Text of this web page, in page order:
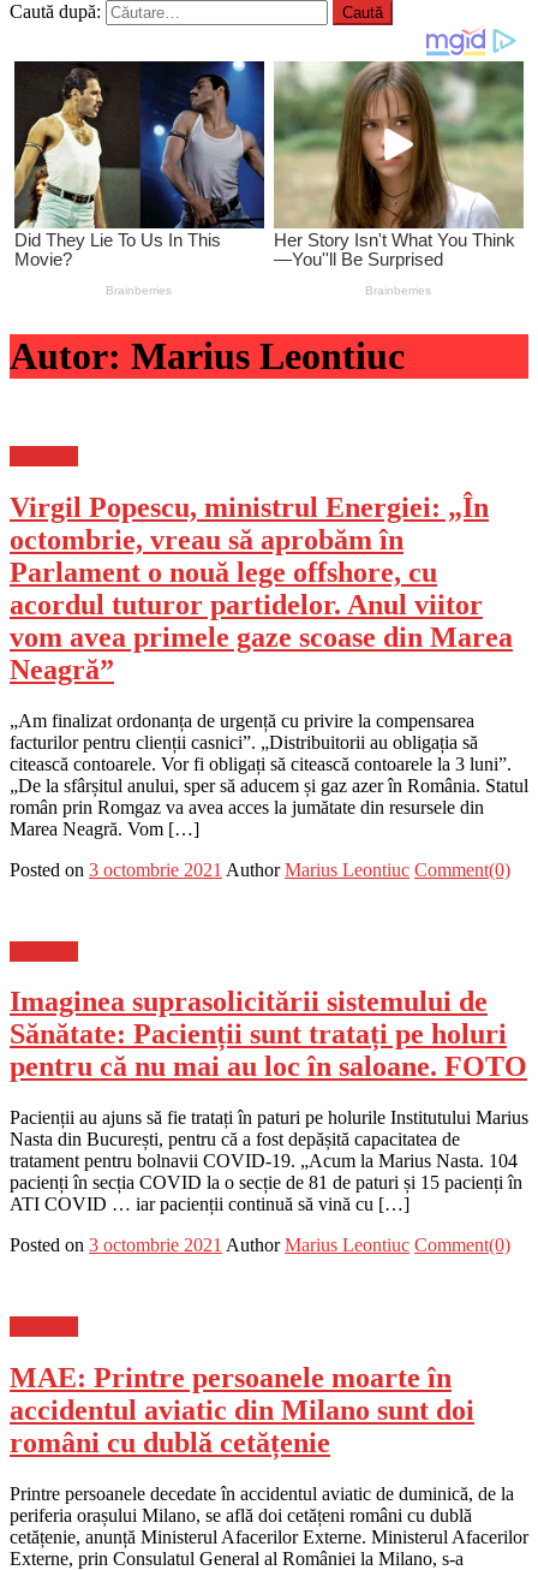
Caută după:
Autor: Marius Leontiuc
Virgil Popescu, ministrul Energiei: „În
octombrie, vreau să aprobăm în
Parlament o nouă lege offshore, cu
acordul tuturor partidelor. Anul viitor
vom avea primele gaze scoase din Marea
Neagră”
„Am finalizat ordonanța de urgență cu privire la compensarea
facturilor pentru clienții casnici”. „Distribuitorii au obligația să
citească contoarele. Vor fi obligați să citească contoarele la 3 luni”.
„De la sfârșitul anului, sper să aducem și gaz azer în România. Statul
român prin Romgaz va avea acces la jumătate din resursele din
Marea Neagră. Vom […]
Posted on 3 octombrie 2021 Author Marius Leontiuc Comment(0)
Imaginea suprasolicitării sistemului de
Sănătate: Pacienții sunt tratați pe holuri
pentru că nu mai au loc în saloane. FOTO
Pacienții au ajuns să fie tratați în paturi pe holurile Institutului Marius
Nasta din București, pentru că a fost depășită capacitatea de
tratament pentru bolnavii COVID-19. „Acum la Marius Nasta. 104
pacienți în secția COVID la o secție de 81 de paturi și 15 pacienți în
ATI COVID … iar pacienții continuă să vină cu […]
Posted on 3 octombrie 2021 Author Marius Leontiuc Comment(0)
MAE: Printre persoanele moarte în
accidentul aviatic din Milano sunt doi
români cu dublă cetățenie
Printre persoanele decedate în accidentul aviatic de duminică, de la
periferia orașului Milano, se află doi cetățeni români cu dublă
cetățenie, anunță Ministerul Afacerilor Externe. Ministerul Afacerilor
Externe, prin Consulatul General al României la Milano, s-a